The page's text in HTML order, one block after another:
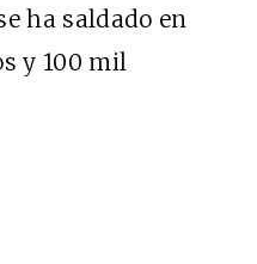
ha saldado en
y 100 mil